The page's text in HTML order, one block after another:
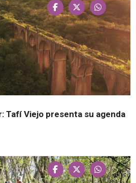
Tafí Viejo presenta su agenda